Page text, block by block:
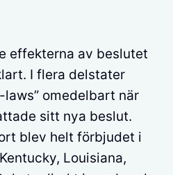
effekterna av beslutet
I flera delstater
laws” omedelbart när
sitt nya beslut.
blev helt förbjudet i
Louisiana,